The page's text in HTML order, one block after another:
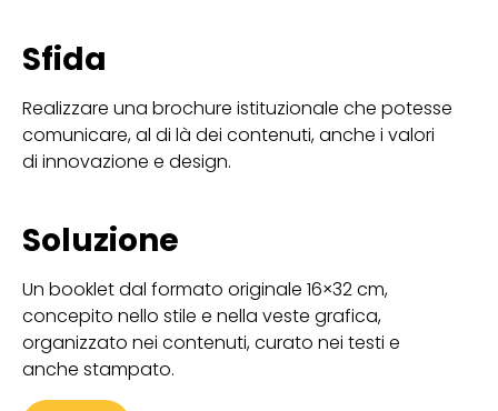
Sfida
Realizzare una brochure istituzionale che potesse
comunicare, al di là dei contenuti, anche i valori
di innovazione e design.
Soluzione
Un booklet dal formato originale 16×32 cm,
concepito nello stile e nella veste grafica,
organizzato nei contenuti, curato nei testi e
anche stampato.